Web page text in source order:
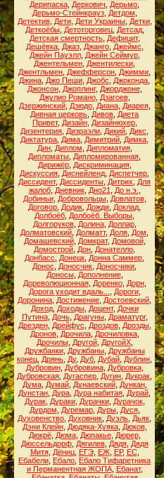
Дерипаска Деркович Дерьмо
Дерьмо-Стейнкрауз, Детдом
Детектив, Дети, Дети Украины, Детки,
Деткоёбы, Детоторговец, Детсад,
Детская смертность, Дефицит,
Дешёвка, Джаз, Джанго, Джеймс
Джейн Пауэлл, Джейн Сеймур,
Джентельмен Джентилески
Джентльмен Джефферсон Джимми
Джина Джо Пеши Джобс Джоконда
Джонсон, Джоплинг, Джорджоне,
Джулио Романо, Дзагоев,
Дзержинский, Дзюдо, Диана, Диарея,
Дивная церковь Дивов Диета
Привет, Дизайн, Дизайнюхер,
Дизентерия Дизраэли Дикий Дикс
Диктатура Дима Димитрий Димка
Дин, Диплом Дипломатия,
Дипломаты Дипломированная
Дирижёр, Дискриминация,
Дискуссия Диснейленд Диспетчер
Диссидент, Диссиденты Дитрих
Для
жалоб, Дневник, Дно21 До н.э.
Добиньи, Добровольцы, Довлатов,
Договор Додик Дожди Доклад
Долбоёб Долбоёб. Выборы
Долгоруков, Долина, Доллар,
Долматовский Долматт, Доля Дом
Домашевский, Домкрат, Домовой,
Домострой Дон Донателло
Донбасс
Донецк Донна Саммер
Донос
Доносчик Доносчики
Доносы, Дополнение,
Дореволюционная, Доренко, Дорн,
Дорога уходит вдаль...
Дороги,
Доронина Достижение Достоевский
Доход, Доходы, Доцент, Дочки
Путина, Дочь, Драгуны, Драматург,
Дрезден, Дрейфус Дроздов, Дрозды,
Дронов, Дрочила, Дрочиловка,
Дрочилы, Другой, ДругойХ,
Дружбанки, Дружбаны, Дружбаны
конец Дрянь Ду, Дуб Дубай Дублин
Дубровин, Дубровина, Дубровка,
Дубровская Дугаспер Дугин Дукрак
Дума, Думай, Дунаевский, Дункан,
Дунстан Дура Дура набитая Дурай
Дурак, Дураки, Дурачки, Дурачок,
Дурдом
Дуремар, Дуры, Дуся,
Духовенство Духовник Дуэль Дьяк
Дэни Клейн, Дюдяка-Хуяка, Дюков,
Дюкрё, Дюма, Дюпакье, Дюрер,
Дюссельдорф, Дягилев, Дядя, Дядя
Митя, Дёниц, ЕГЭ, ЕЖ, ЕР, ЕС,
Ебабели Ебало Ебало Тифаретника
и Перманентная ЖОПА, Ебанат,